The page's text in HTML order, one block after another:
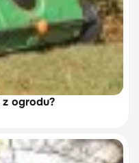
ogrodu?